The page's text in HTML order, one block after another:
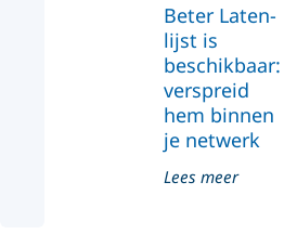
Beter Laten-
lijst is
beschikbaar:
verspreid
hem binnen
je netwerk
Lees meer